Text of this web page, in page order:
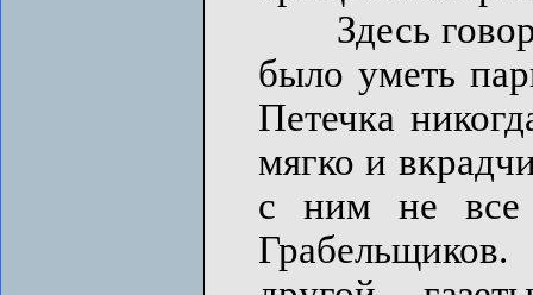
Здесь
было уметь
Петечка
мягко и
с ним не все